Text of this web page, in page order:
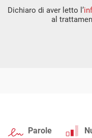
Dichiaro di aver letto l’
al
Parole